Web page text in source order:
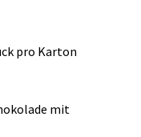
pro Karton
mit